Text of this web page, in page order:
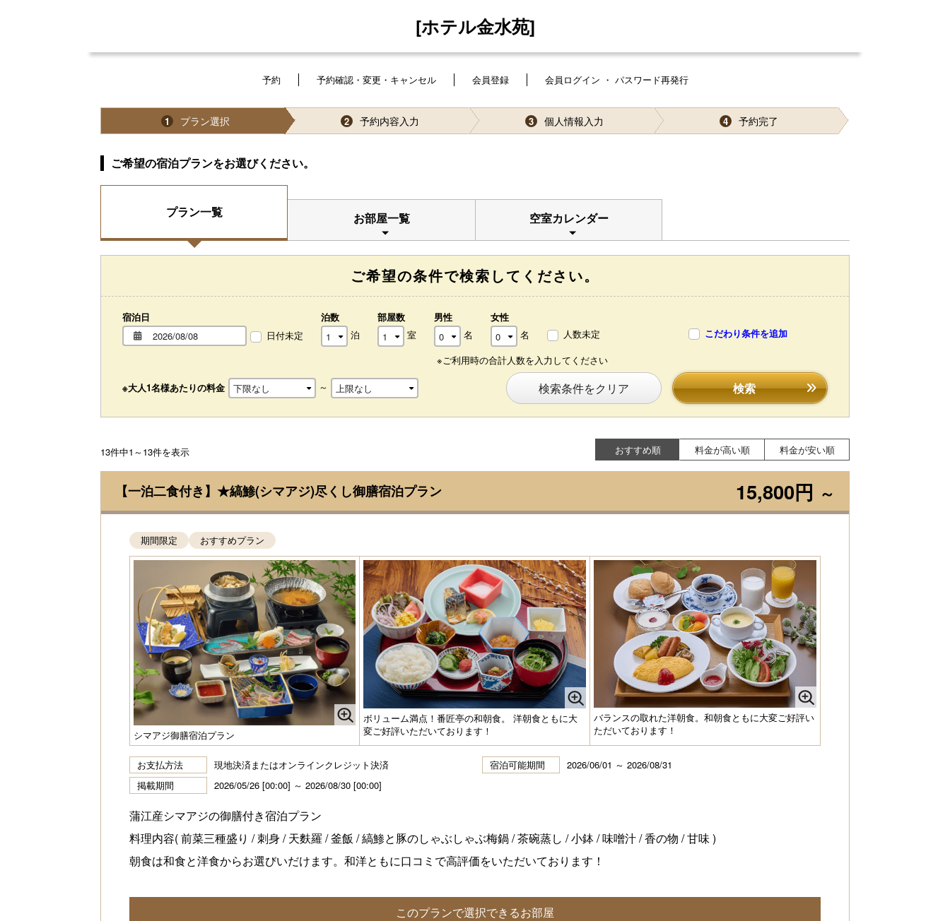
[ホテル金水苑]
予約 予約確認・変更・キャンセル 会員登録 会員ログイン ・ パスワード再発行
1 プラン選択 2 予約内容入力 3 個人情報入力 4 予約完了
ご希望の宿泊プランをお選びください。
プラン一覧 お部屋一覧 空室カレンダー
ご希望の条件で検索してください。
宿泊日
日付未定
泊数
泊
部屋数
室
男性
名
女性
名
人数未定
※ご利用時の合計人数を入力してください
こだわり条件を追加
※大人1名様あたりの料金 ～ 検索条件をクリア 検索
おすすめ順 料金が高い順 料金が安い順
13件中1～13件を表示
【一泊二食付き】★縞鯵(シマアジ)尽くし御膳宿泊プラン 15,800円 ～
期間限定 おすすめプラン
シマアジ御膳宿泊プラン
ボリューム満点！番匠亭の和朝食。 洋朝食ともに大
変ご好評いただいております！
バランスの取れた洋朝食。和朝食ともに大変ご好評い
ただいております！
お支払方法 現地決済またはオンラインクレジット決済 宿泊可能期間
2026/06/01 ～ 2026/08/31
掲載期間
2026/05/26 [00:00] ～ 2026/08/30 [00:00]
蒲江産シマアジの御膳付き宿泊プラン
料理内容( 前菜三種盛り / 刺身 / 天麩羅 / 釜飯 / 縞鯵と豚のしゃぶしゃぶ梅鍋 / 茶碗蒸し / 小鉢 / 味噌汁 / 香の物 / 甘味 )
朝食は和食と洋食からお選びいだけます。和洋ともに口コミで高評価をいただいております！
このプランで選択できるお部屋